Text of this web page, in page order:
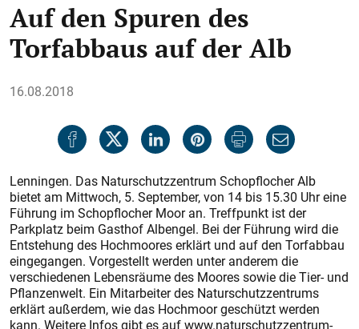
Auf den Spuren des
Torfabbaus auf der Alb
16.08.2018
Lenningen. Das Naturschutzzentrum Schopflocher Alb
bietet am Mittwoch, 5. September, von 14 bis 15.30 Uhr eine
Führung im Schopflocher Moor an. Treffpunkt ist der
Parkplatz beim Gasthof Albengel. Bei der Führung wird die
Entstehung des Hochmoores erklärt und auf den Torfabbau
eingegangen. Vorgestellt werden unter anderem die
verschiedenen Lebensräume des Moores sowie die Tier- und
Pflanzenwelt. Ein Mitarbeiter des Naturschutzzentrums
erklärt außerdem, wie das Hochmoor geschützt werden
kann. Weitere Infos gibt es auf www.naturschutzzentrum-